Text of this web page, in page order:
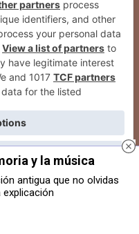
de Berriozar llevará al
una moción para frenar la
y la música
antigua que no olvidas
explicación